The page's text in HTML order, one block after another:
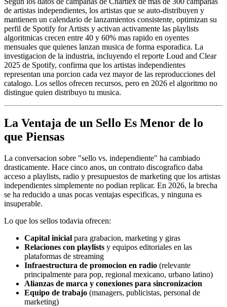
de artistas independientes, los artistas que se auto-distribuyen y
mantienen un calendario de lanzamientos consistente, optimizan su
perfil de Spotify for Artists y activan activamente las playlists
algoritmicas crecen entre 40 y 60% mas rapido en oyentes
mensuales que quienes lanzan musica de forma esporadica. La
investigacion de la industria, incluyendo el reporte Loud and Clear
2025 de Spotify, confirma que los artistas independientes
representan una porcion cada vez mayor de las reproducciones del
catalogo. Los sellos ofrecen recursos, pero en 2026 el algoritmo no
distingue quien distribuyo tu musica.
La Ventaja de un Sello Es Menor de lo
que Piensas
La conversacion sobre "sello vs. independiente" ha cambiado
drasticamente. Hace cinco anos, un contrato discografico daba
acceso a playlists, radio y presupuestos de marketing que los artistas
independientes simplemente no podian replicar. En 2026, la brecha
se ha reducido a unas pocas ventajas especificas, y ninguna es
insuperable.
Lo que los sellos todavia ofrecen:
Capital inicial para grabacion, marketing y giras
Relaciones con playlists y equipos editoriales en las
plataformas de streaming
Infraestructura de promocion en radio (relevante
principalmente para pop, regional mexicano, urbano latino)
Alianzas de marca y conexiones para sincronizacion
Equipo de trabajo (managers, publicistas, personal de
marketing)